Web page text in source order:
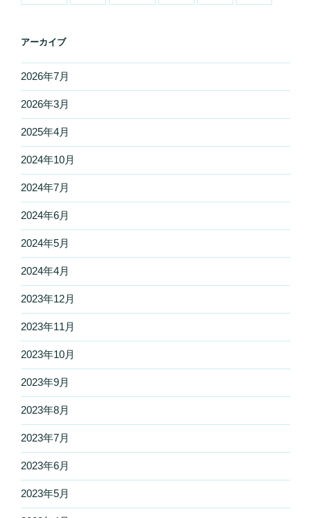
アーカイブ
2026年7月
2026年3月
2025年4月
2024年10月
2024年7月
2024年6月
2024年5月
2024年4月
2023年12月
2023年11月
2023年10月
2023年9月
2023年8月
2023年7月
2023年6月
2023年5月